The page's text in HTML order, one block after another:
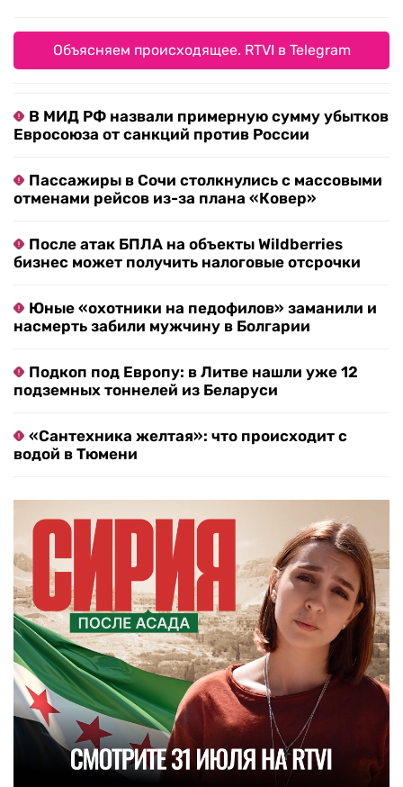
Объясняем происходящее. RTVI в Telegram
В МИД РФ назвали примерную сумму убытков
Евросоюза от санкций против России
Пассажиры в Сочи столкнулись с массовыми
отменами рейсов из-за плана «Ковер»
После атак БПЛА на объекты Wildberries
бизнес может получить налоговые отсрочки
Юные «охотники на педофилов» заманили и
насмерть забили мужчину в Болгарии
Подкоп под Европу: в Литве нашли уже 12
подземных тоннелей из Беларуси
«Сантехника желтая»: что происходит с
водой в Тюмени